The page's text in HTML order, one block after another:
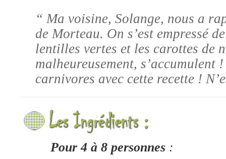
“Ma voisine, Solange, nous a
de Morteau. On s’est empressé
lentilles vertes et les carottes de
malheureusement, s’accumulent
carnivores avec cette recette !
Pour 4 à 8 personnes :